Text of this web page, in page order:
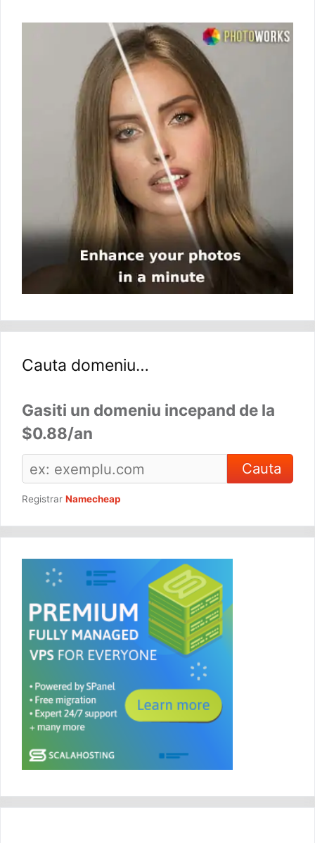
Cauta domeniu…
Gasiti un domeniu incepand de la
$0.88/an
Registrar Namecheap